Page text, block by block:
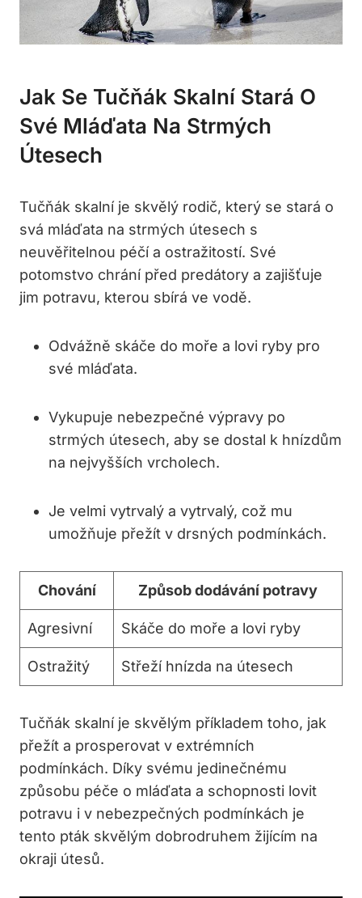
Jak Se Tučňák Skalní Stará O
Své Mláďata Na Strmých
Útesech
Tučňák skalní je skvělý rodič, který se stará o
svá mláďata na strmých útesech s
neuvěřitelnou péčí a ostražitostí. Své
potomstvo chrání před predátory a zajišťuje
jim potravu, kterou sbírá ve vodě.
Odvážně skáče do moře a lovi ryby pro
své mláďata.
Vykupuje nebezpečné výpravy po
strmých útesech, aby se dostal k hnízdům
na nejvyšších vrcholech.
Je velmi vytrvalý a vytrvalý, což mu
umožňuje přežít v drsných podmínkách.
Chování Způsob dodávání potravy
Agresivní Skáče do moře a lovi ryby
Ostražitý Střeží hnízda na útesech
Tučňák skalní je skvělým příkladem toho, jak
přežít a prosperovat v extrémních
podmínkách. Díky svému jedinečnému
způsobu péče o mláďata a schopnosti lovit
potravu i v nebezpečných podmínkách je
tento pták skvělým dobrodruhem žijícím na
okraji útesů.